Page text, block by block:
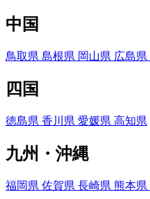
中国
鳥取県 島根県 岡山県 広島県
四国
徳島県 香川県 愛媛県 高知県
九州・沖縄
福岡県 佐賀県 長崎県 熊本県